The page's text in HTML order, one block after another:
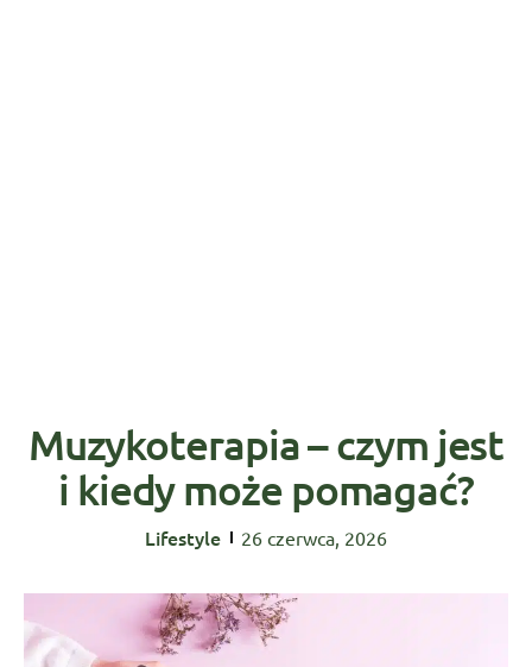
Muzykoterapia – czym jest
i kiedy może pomagać?
Lifestyle 26 czerwca, 2026